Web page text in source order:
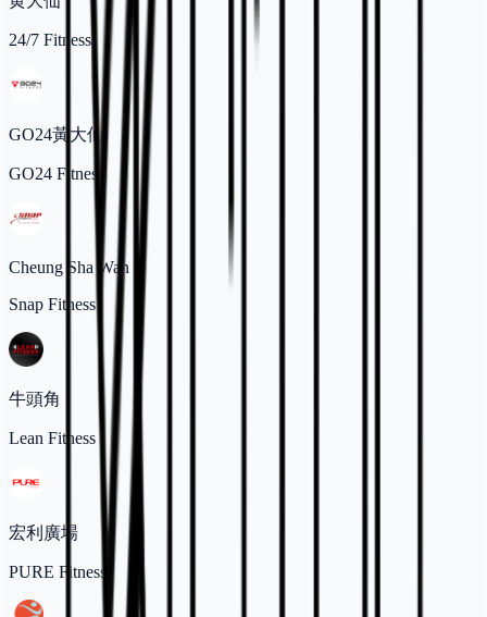
24/7 Fitness
GO24黃大仙
GO24 Fitness
Cheung Sha Wan
Snap Fitness
牛頭角
Lean Fitness
宏利廣場
PURE Fitness